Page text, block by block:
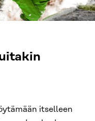
itselleen